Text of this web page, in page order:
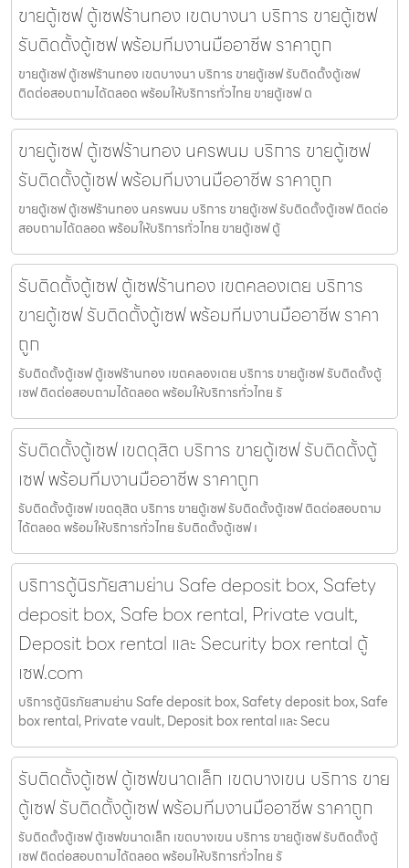
ขายตู้เซฟ ตู้เซฟร้านทอง เขตบางนา บริการ ขายตู้เซฟ
รับติดตั้งตู้เซฟ พร้อมทีมงานมืออาชีพ ราคาถูก
ขายตู้เซฟ ตู้เซฟร้านทอง เขตบางนา บริการ ขายตู้เซฟ รับติดตั้งตู้เซฟ
ติดต่อสอบถามได้ตลอด พร้อมให้บริการทั่วไทย ขายตู้เซฟ ต
ขายตู้เซฟ ตู้เซฟร้านทอง นครพนม บริการ ขายตู้เซฟ
รับติดตั้งตู้เซฟ พร้อมทีมงานมืออาชีพ ราคาถูก
ขายตู้เซฟ ตู้เซฟร้านทอง นครพนม บริการ ขายตู้เซฟ รับติดตั้งตู้เซฟ ติดต่อ
สอบถามได้ตลอด พร้อมให้บริการทั่วไทย ขายตู้เซฟ ตู้
รับติดตั้งตู้เซฟ ตู้เซฟร้านทอง เขตคลองเตย บริการ
ขายตู้เซฟ รับติดตั้งตู้เซฟ พร้อมทีมงานมืออาชีพ ราคา
ถูก
รับติดตั้งตู้เซฟ ตู้เซฟร้านทอง เขตคลองเตย บริการ ขายตู้เซฟ รับติดตั้งตู้
เซฟ ติดต่อสอบถามได้ตลอด พร้อมให้บริการทั่วไทย รั
รับติดตั้งตู้เซฟ เขตดุสิต บริการ ขายตู้เซฟ รับติดตั้งตู้
เซฟ พร้อมทีมงานมืออาชีพ ราคาถูก
รับติดตั้งตู้เซฟ เขตดุสิต บริการ ขายตู้เซฟ รับติดตั้งตู้เซฟ ติดต่อสอบถาม
ได้ตลอด พร้อมให้บริการทั่วไทย รับติดตั้งตู้เซฟ เ
บริการตู้นิรภัยสามย่าน Safe deposit box, Safety
deposit box, Safe box rental, Private vault,
Deposit box rental และ Security box rental ตู้
เซฟ.com
บริการตู้นิรภัยสามย่าน Safe deposit box, Safety deposit box, Safe
box rental, Private vault, Deposit box rental และ Secu
รับติดตั้งตู้เซฟ ตู้เซฟขนาดเล็ก เขตบางเขน บริการ ขาย
ตู้เซฟ รับติดตั้งตู้เซฟ พร้อมทีมงานมืออาชีพ ราคาถูก
รับติดตั้งตู้เซฟ ตู้เซฟขนาดเล็ก เขตบางเขน บริการ ขายตู้เซฟ รับติดตั้งตู้
เซฟ ติดต่อสอบถามได้ตลอด พร้อมให้บริการทั่วไทย รั